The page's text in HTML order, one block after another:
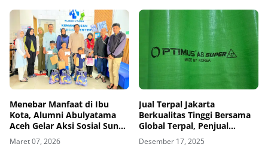
Menebar Manfaat di Ibu
Kota, Alumni Abulyatama
Aceh Gelar Aksi Sosial Sunat
Massal
Maret 07, 2026
Jual Terpal Jakarta
Berkualitas Tinggi Bersama
Global Terpal, Penjual
Terpercaya
Desember 17, 2025